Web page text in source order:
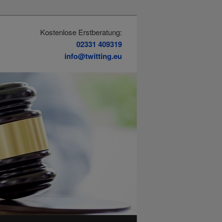
Kostenlose Erstberatung:
02331 409319
info@twitting.eu